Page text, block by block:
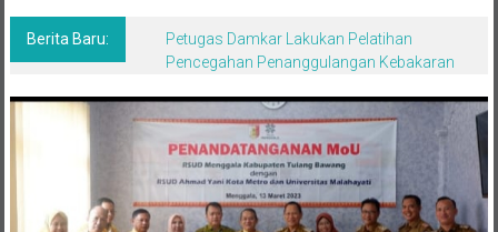
Dan
Tegas
Berita Baru:
Petugas Damkar Lakukan Pelatihan
Pencegahan Penanggulangan Kebakaran